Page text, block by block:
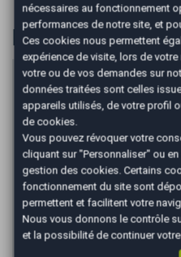
Financer
Prix du véhicule
Apport en €
Durée
Mensualité :114,66
nécessaires au fonctionnement
performances de notre site, et
Ces cookies nous permettent
expérience de visite, lors de
votre ou de vos demandes sur
données traitées sont celles
appareils utilisés, de votre profil
de cookies.
Vous pouvez révoquer votre
cliquant sur "Personnaliser" ou
gestion des cookies. Certains
fonctionnement du site sont
permettent et facilitent votre
Nous vous donnons le contrôle
et la possibilité de continuer